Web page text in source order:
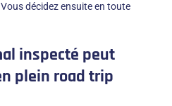
décidez ensuite en toute
inspecté peut
plein road trip